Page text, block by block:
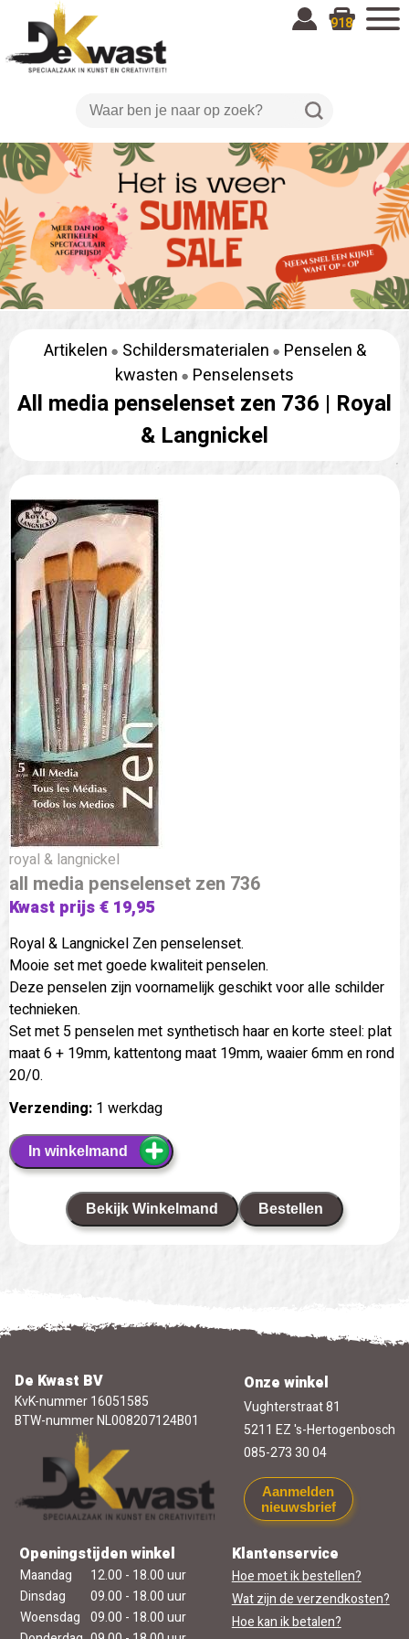
918
Artikelen Schildersmaterialen
Penselen &
kwasten
Penselensets
All media penselenset zen 736 | Royal
& Langnickel
royal & langnickel
all media penselenset zen 736
Kwast prijs € 19,95
Royal & Langnickel Zen penselenset.
Mooie set met goede kwaliteit penselen.
Deze penselen zijn voornamelijk geschikt voor alle schilder
technieken.
Set met 5 penselen met synthetisch haar en korte steel: plat
maat 6 + 19mm, kattentong maat 19mm, waaier 6mm en rond
20/0.
Verzending: 1 werkdag
In winkelmand
Bekijk Winkelmand Bestellen
De Kwast BV
KvK-nummer 16051585
BTW-nummer NL008207124B01
Onze winkel
Vughterstraat 81
5211 EZ 's-Hertogenbosch
085-273 30 04
Aanmelden
nieuwsbrief
Openingstijden winkel
Maandag
12.00 - 18.00 uur
Dinsdag
09.00 - 18.00 uur
Woensdag 09.00 - 18.00 uur
Klantenservice
Hoe moet ik bestellen?
Wat zijn de verzendkosten?
Hoe kan ik betalen?